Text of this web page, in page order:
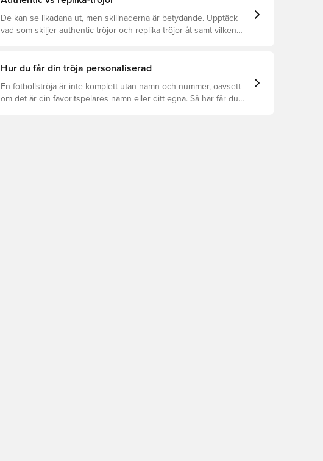
De kan se likadana ut, men skillnaderna är betydande. Upptäck
vad som skiljer authentic-tröjor och replika-tröjor åt samt vilken
Hur du får din tröja personaliserad
En fotbollströja är inte komplett utan namn och nummer, oavsett
om det är din favoritspelares namn eller ditt egna. Så här får du